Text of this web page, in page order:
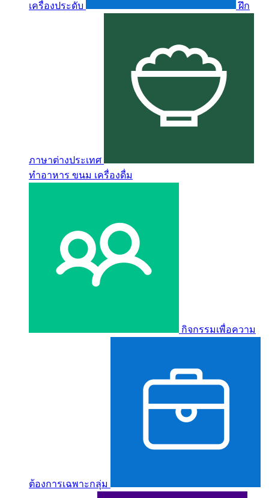
เครื่องประดับ ฝึก
ภาษาต่างประเทศ
ทำอาหาร ขนม เครื่องดื่ม
กิจกรรมเพื่อความ
ต้องการเฉพาะกลุ่ม